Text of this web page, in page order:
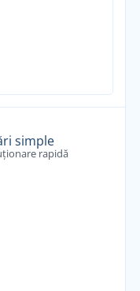
simple
rapidă